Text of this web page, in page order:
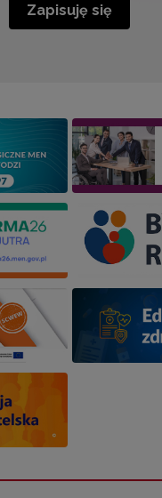
Zapisuję się